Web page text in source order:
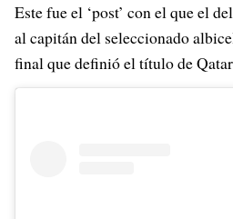
Este fue el ‘post’ con el que el
al capitán del seleccionado
final que definió el título de